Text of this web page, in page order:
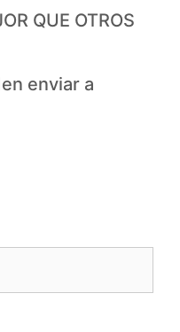
QUE OTROS
enviar a